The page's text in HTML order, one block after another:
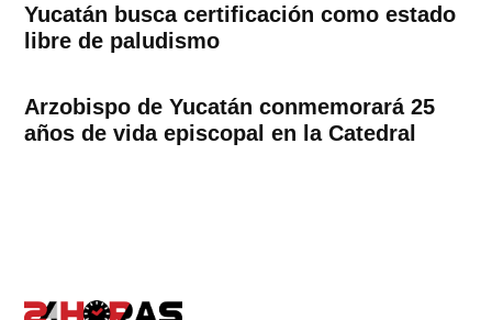
Yucatán busca certificación como estado
libre de paludismo
Arzobispo de Yucatán conmemorará 25
años de vida episcopal en la Catedral